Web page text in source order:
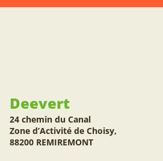
Deevert
24 chemin du Canal
Zone d’Activité de Choisy,
88200 REMIREMONT